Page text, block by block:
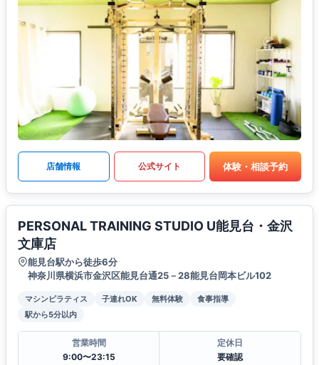
店舗情報 公式サイト 体験・相談予約
PERSONAL TRAINING STUDIO U能見台・金沢
文庫店
能見台駅から徒歩6分
神奈川県横浜市金沢区能見台通25－28能見台岡本ビル102
マシンピラティス 子連れOK 無料体験
食事指導
駅から5分以内
営業時間
9:00〜23:15
定休日
要確認